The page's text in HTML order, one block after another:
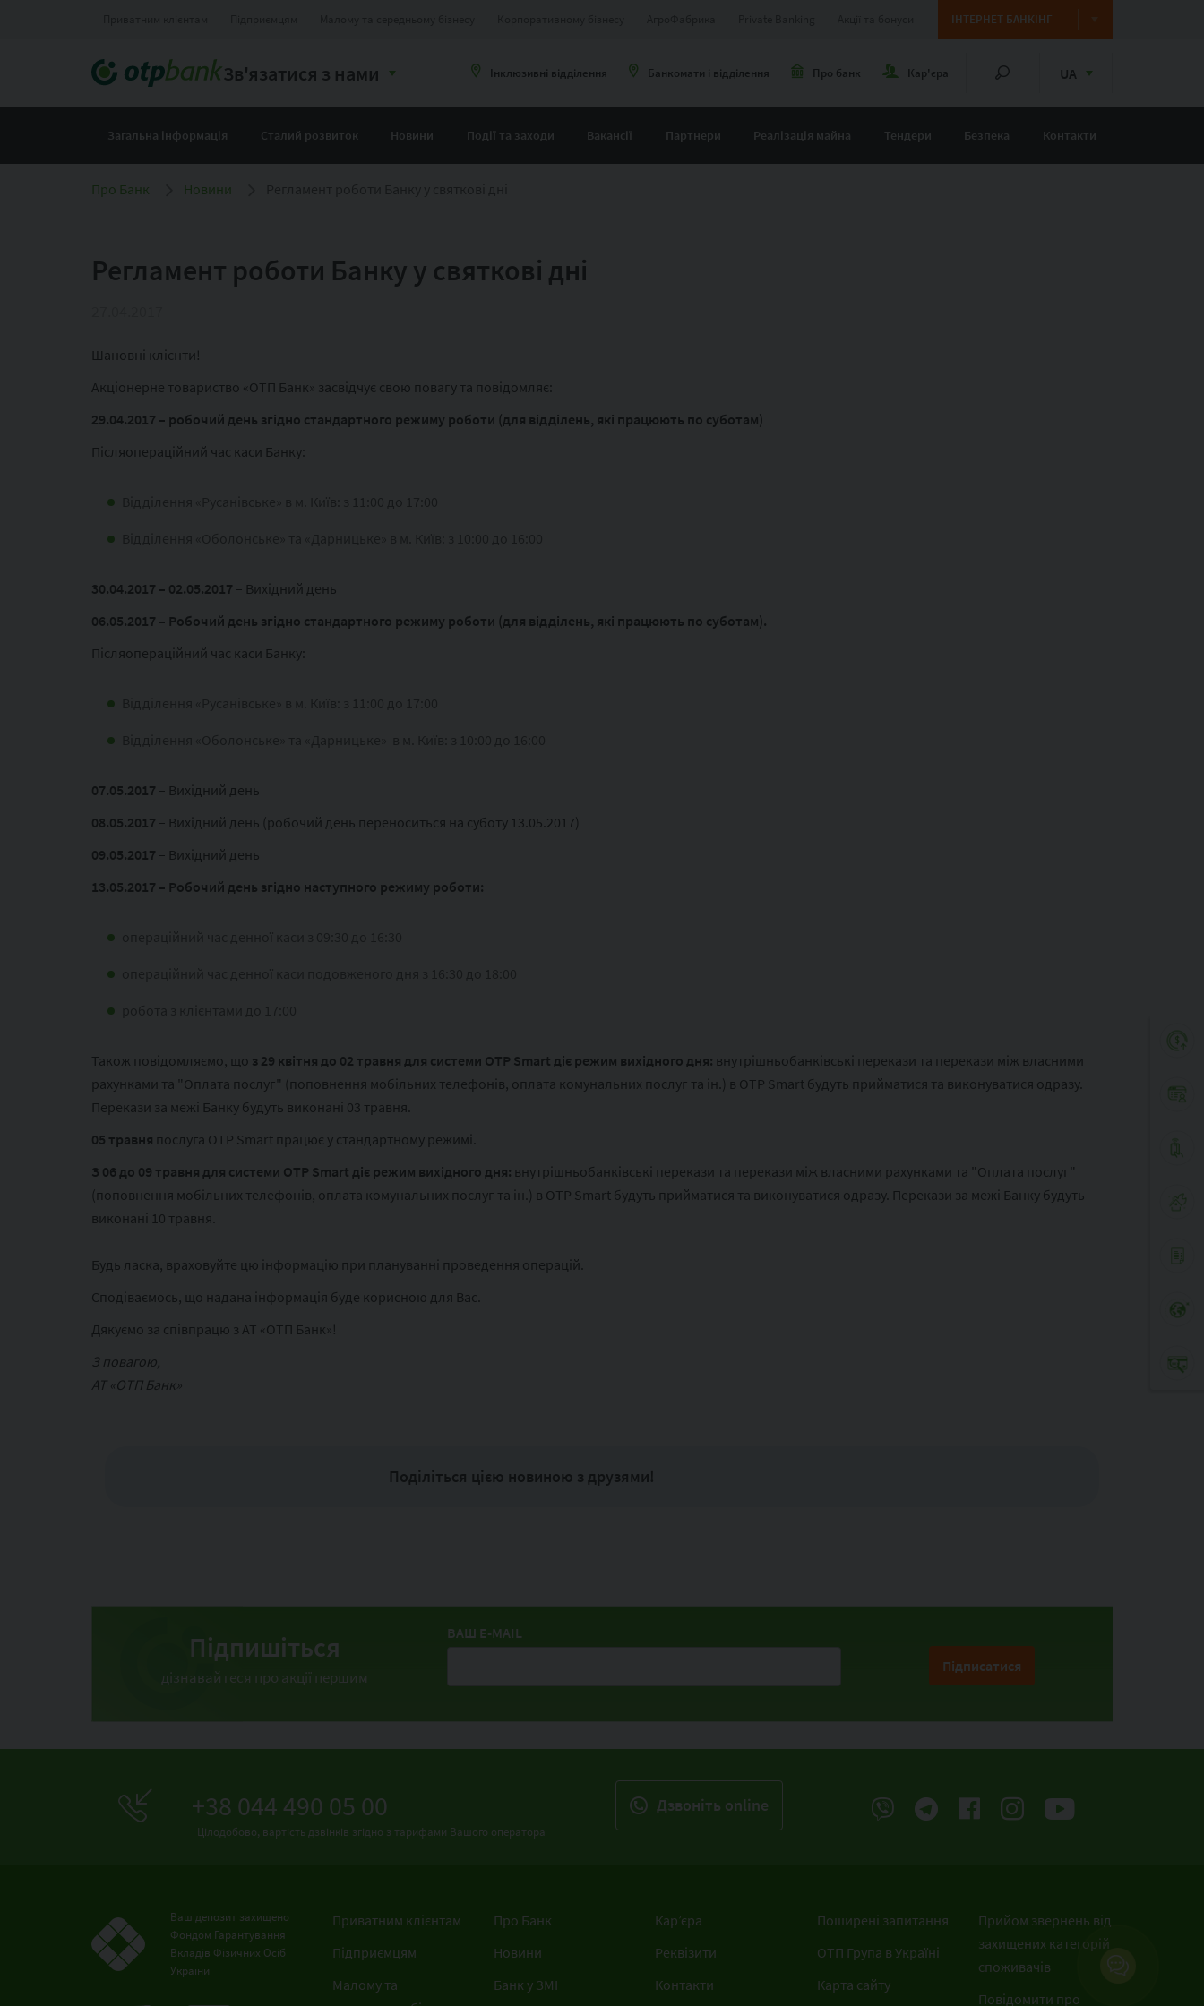
ІНТЕРНЕТ БАНКІНГ
Зв'язатися з нами Інклюзивні відділення Банкомати і відділення Про банк Кар'єра UA
Загальна інформація Сталий розвиток Новини Події та заходи Вакансії Партнери Реалізація майна Тендери Безпека Контакти
Про Банк Новини
Регламент роботи Банку у святкові дні
Шановні клієнти!
Акціонерне товариство «ОТП Банк» засвідчує свою повагу та повідомляє:
29.04.2017 – робочий день згідно стандартного режиму роботи (для відділень, які працюють по суботам)
Післяопераційний час каси Банку:
30.04.2017 – 02.05.2017 – Вихідний день
06.05.2017 – Робочий день згідно стандартного режиму роботи (для відділень, які працюють по суботам).
Післяопераційний час каси Банку:
07.05.2017 – Вихідний день
08.05.2017 – Вихідний день (робочий день переноситься на суботу 13.05.2017)
09.05.2017 – Вихідний день
13.05.2017 – Робочий день згідно наступного режиму роботи:
Також повідомляємо, що з 29 квітня до 02 травня для системи OTP Smart діє режим вихідного дня: внутрішньобанківські перекази та перекази між власними
рахунками та "Оплата послуг" (поповнення мобільних телефонів, оплата комунальних послуг та ін.) в OTP Smart будуть прийматися та виконуватися одразу.
Перекази за межі Банку будуть виконані 03 травня.
05 травня послуга OTP Smart працює у стандартному режимі.
З 06 до 09 травня для системи OTP Smart діє режим вихідного дня: внутрішньобанківські перекази та перекази між власними рахунками та "Оплата послуг"
(поповнення мобільних телефонів, оплата комунальних послуг та ін.) в OTP Smart будуть прийматися та виконуватися одразу. Перекази за межі Банку будуть
виконані 10 травня.
Будь ласка, враховуйте цю інформацію при плануванні проведення операцій.
Сподіваємось, що надана інформація буде корисною для Вас.
Дякуємо за співпрацю з АТ «ОТП Банк»!
З повагою,
АТ «ОТП Банк»
Поділіться цією новиною з друзями!
Підпишіться
дізнавайтеся про акції першим
ВАШ E-MAIL
Підписатися
+38 044 490 05 00
Цілодобово, вартість дзвінків згідно з тарифами Вашого оператора
Дзвонiть online
Ваш депозит захищено
Фондом Гарантування
Вкладів Фізичних Осіб
України
Приватним клієнтам
Підприємцям
Малому та
Про Банк
Новини
Банк у ЗМІ
Кар’єра
Реквізити
Контакти
Поширені запитання
ОТП Група в Україні
Карта сайту
Прийом звернень від
захищених категорій
споживачів
Повідомити про